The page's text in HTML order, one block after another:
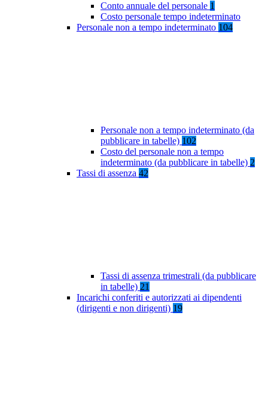
Conto annuale del personale 1
Costo personale tempo indeterminato
Personale non a tempo indeterminato 104
Personale non a tempo indeterminato (da
pubblicare in tabelle) 102
Costo del personale non a tempo
indeterminato (da pubblicare in tabelle) 2
Tassi di assenza 42
Tassi di assenza trimestrali (da pubblicare
in tabelle) 21
Incarichi conferiti e autorizzati ai dipendenti
(dirigenti e non dirigenti) 19